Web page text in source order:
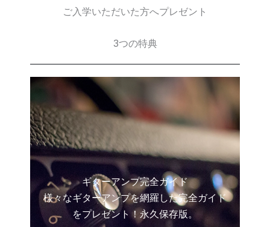
ご入学いただいた方へプレゼント
3つの特典
ギターアンプ完全ガイド
様々なギターアンプを網羅した完全ガイド
をプレゼント！永久保存版。